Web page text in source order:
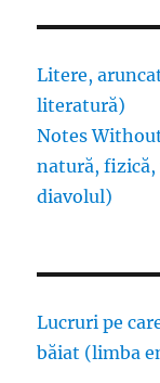
Litere,
literatură)
Notes
natură, fizică,
diavolul)
Lucruri pe
băiat (limba